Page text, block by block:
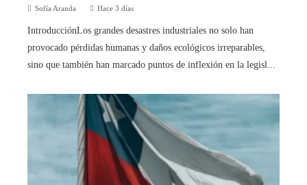
Sofía Aranda Hace 3 días
IntroducciónLos grandes desastres industriales no solo han
provocado pérdidas humanas y daños ecológicos irreparables,
sino que también han marcado puntos de inflexión en la legisl...